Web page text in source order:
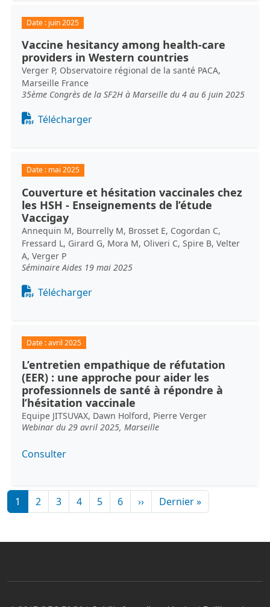
Date : juin 2025
Vaccine hesitancy among health-care
providers in Western countries
Verger P, Observatoire régional de la santé PACA,
Marseille France
35ème Congrès de la SF2H à Marseille du 4 au 6 juin 2025
Document
Télécharger
Date : mai 2025
Couverture et hésitation vaccinales chez
les HSH - Enseignements de l’étude
Vaccigay
Annequin M, Bourrelly M, Brosset E, Cogordan C,
Fressard L, Girard G, Mora M, Oliveri C, Spire B, Velter
A, Verger P
Séminaire Aides 19 mai 2025
Document
Télécharger
Date :avril 2025
L’entretien empathique de réfutation
(EER) : une approche pour aider les
professionnels de santé à répondre à
l’hésitation vaccinale
Equipe JITSUVAX, Dawn Holford, Pierre Verger
Webinar du 29 avril 2025, Marseille
Consulter
Pagination
1 2 3 4 5 6 ››Page suivante
Dernier »Dernière page